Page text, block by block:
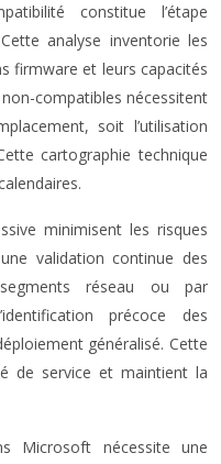
constitue l’étape
analyse inventorie les
firmware et leurs capacités
compatibles nécessitent
soit l’utilisation
cartographie technique
minimisent les risques
validation continue des
réseau ou par
précoce des
généralisé. Cette
de service et maintient la
Microsoft nécessite une